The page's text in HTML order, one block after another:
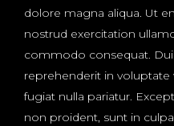
dolore magna aliqua. Ut
nostrud exercitation
commodo consequat.
reprehenderit in
fugiat nulla pariatur.
non proident, sunt in